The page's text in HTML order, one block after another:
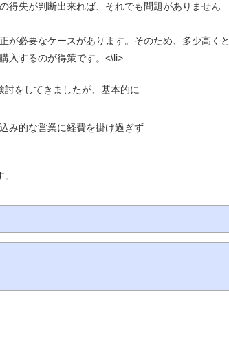
得失が判断出来れば、それでも問題がありません
が必要なケースがあります。そのため、多少高くと
入するのが得策です。<\li>
をしてきましたが、基本的に
み的な営業に経費を掛け過ぎず